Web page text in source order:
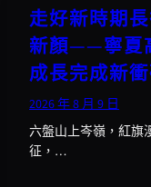
走好新時期
新顏——寧夏
成長完成新
2026 年 8 月 9 日
六盤山上岑嶺，紅旗
征，…